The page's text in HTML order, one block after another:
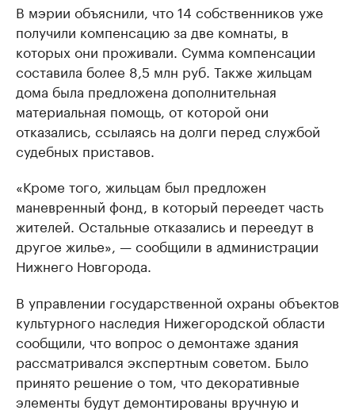
В мэрии объяснили, что 14 собственников уже
получили компенсацию за две комнаты, в
которых они проживали. Сумма компенсации
составила более 8,5 млн руб. Также жильцам
дома была предложена дополнительная
материальная помощь, от которой они
отказались, ссылаясь на долги перед службой
судебных приставов.
«Кроме того, жильцам был предложен
маневренный фонд, в который переедет часть
жителей. Остальные отказались и переедут в
другое жилье», — сообщили в администрации
Нижнего Новгорода.
В управлении государственной охраны объектов
культурного наследия Нижегородской области
сообщили, что вопрос о демонтаже здания
рассматривался экспертным советом. Было
принято решение о том, что декоративные
элементы будут демонтированы вручную и